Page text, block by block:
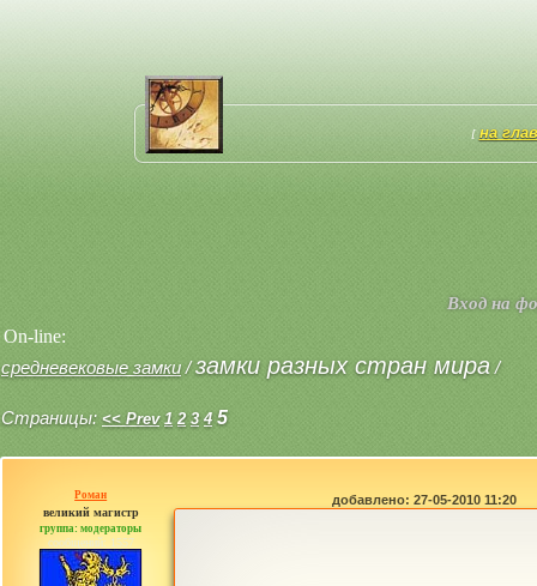
[ на
Вход на
On-line:
средневековые замки/замки разных стран мира /
Страницы:<< Prev 1 2 3 4 5
Роман
великий магистр
группа: модераторы
сообщений: 1557
добавлено: 27-05-2010 11:20